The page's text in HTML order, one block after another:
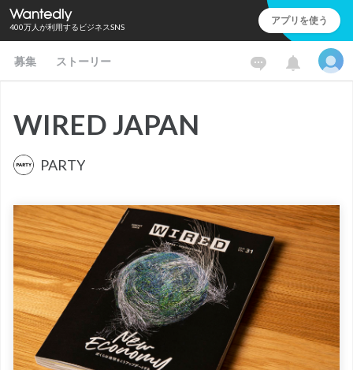
400万人が利用するビジネスSNS アプリを使う
募集 ストーリー
WIRED JAPAN
PARTY